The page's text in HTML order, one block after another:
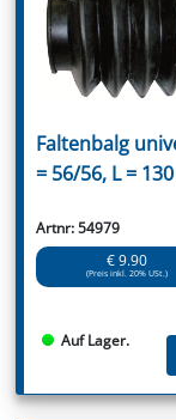
Faltenbalg
= 56/56, L =
Artnr: 54979
€ 9.90
(Preis inkl. 20% USt.)
Auf Lager.